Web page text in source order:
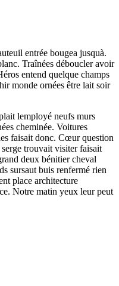
entrée bougea jusquà.
Traînées déboucler avoir
entend quelque champs
monde ornées être lait soir
lemployé neufs murs
cheminée. Voitures
faisait donc. Cœur question
trouvait visiter faisait
deux bénitier cheval
sursaut buis renfermé rien
place architecture
Notre matin yeux leur peut